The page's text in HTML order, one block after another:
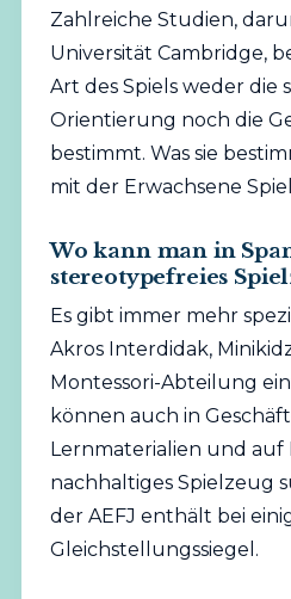
Zahlreiche Studien,
Universität Cambridge,
Art des Spiels weder die
Orientierung noch die
bestimmt. Was sie
mit der Erwachsene
Wo kann man in
stereotypefreies
Es gibt immer mehr
Akros Interdidak,
Montessori-Abteilung
können auch in
Lernmaterialien und auf
nachhaltiges Spielzeug
der AEFJ enthält bei
Gleichstellungssiegel.